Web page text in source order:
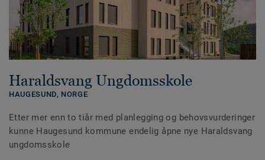
Haraldsvang Ungdomsskole
HAUGESUND, NORGE
Etter mer enn to tiår med planlegging og behovsvurderinger
kunne Haugesund kommune endelig åpne nye Haraldsvang
ungdomsskole